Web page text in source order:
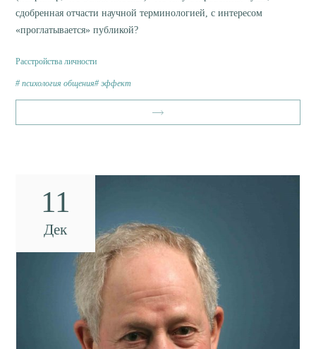
сдобренная отчасти научной терминологией, с интересом
«проглатывается» публикой?
Расстройства личности
психология общения эффект
11
Дек